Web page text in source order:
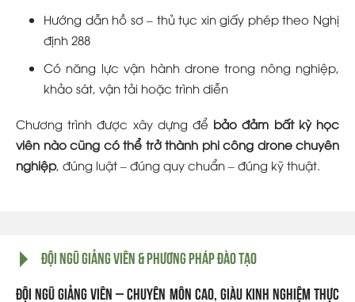
Hướng dẫn hồ sơ – thủ tục xin giấy phép theo Nghị
định 288
Có năng lực vận hành drone trong nông nghiệp,
khảo sát, vận tải hoặc trình diễn
Chương trình được xây dựng để bảo đảm bất kỳ học
viên nào cũng có thể trở thành phi công drone chuyên
nghiệp, đúng luật – đúng quy chuẩn – đúng kỹ thuật.
Đội ngũ giảng viên & phương pháp đào tạo
Đội ngũ giảng viên – chuyên môn cao, giàu kinh nghiệm thực